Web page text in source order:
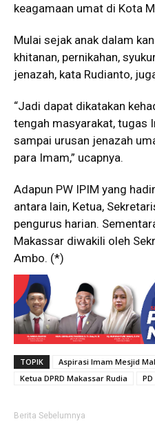
keagamaan umat di Kota
Mulai sejak anak dalam
khitanan, pernikahan,
jenazah, kata Rudianto,
“Jadi dapat dikatakan
tengah masyarakat, tugas
sampai urusan jenazah
para Imam,” ucapnya.
Adapun PW IPIM yang
antara lain, Ketua,
pengurus harian.
Makassar diwakili oleh
Ambo. (*)
TOPIK Aspirasi Imam Mesjid
Ketua DPRD Makassar Rudia
Berita Sebelumnya